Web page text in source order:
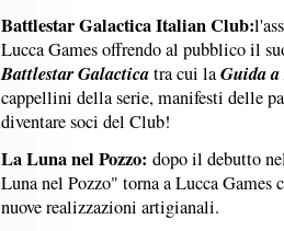
Battlestar Galactica Italian Club:
Lucca Games offrendo al pubblico il
Battlestar Galacticatra cui laGuida
cappellini della serie, manifesti delle
diventare soci del Club!
La Luna nel Pozzo: dopo il debutto
Luna nel Pozzo" torna a Lucca Games
nuove realizzazioni artigianali.